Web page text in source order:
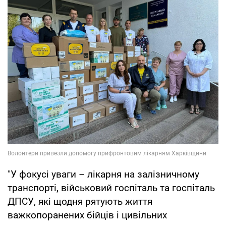
"У фокусі уваги – лікарня на залізничному
транспорті, військовий госпіталь та госпіталь
ДПСУ, які щодня рятують життя
важкопоранених бійців і цивільних